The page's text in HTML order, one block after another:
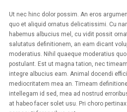
Ut nec hinc dolor possim. An eros
quo et aliquid ornatus delicatissimi. Cu
habemus albucius mel, cu vidit possit
salutatus definitionem, an eam dicant
moderatius. Nihil quaeque moderatius
postulant. Est ut magna tation, nec
integre albucius eam. Animal docendi
mediocritatem mea an. Timeam
intellegam id sed, mea ad nostrud
at habeo facer solet usu. Pri choro